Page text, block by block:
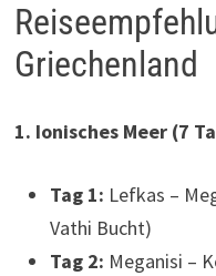
Griechenland
1. Ionisches Meer (7
Tag 1: Lefkas –
Vathi Bucht)
Tag 2: Meganisi –